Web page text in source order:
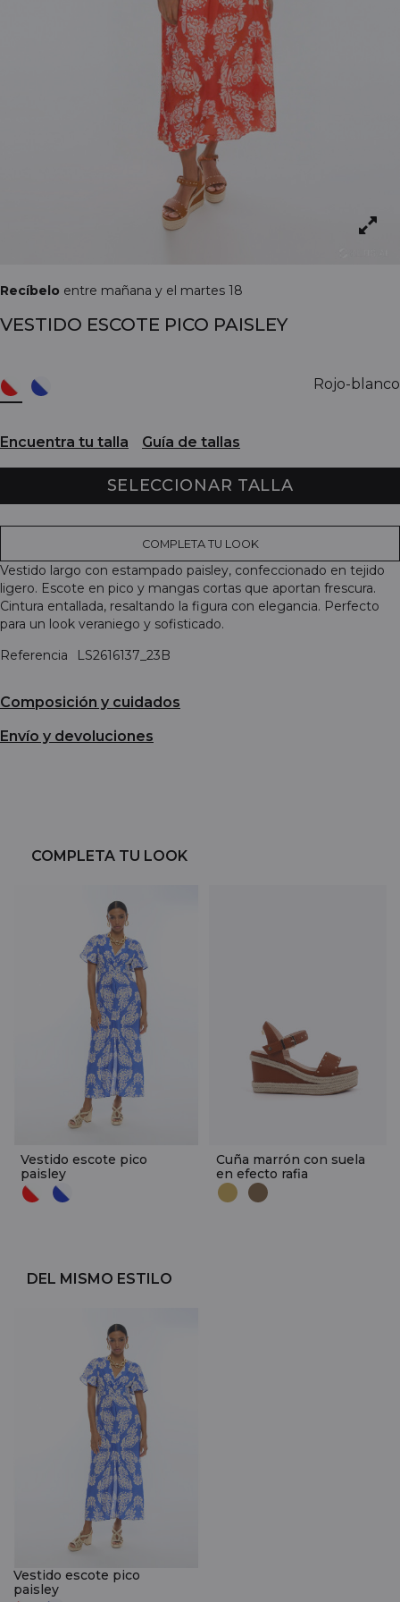
Recíbelo entre mañana y el martes 18
VESTIDO ESCOTE PICO PAISLEY
Rojo-blanco
Encuentra tu talla Guía de tallas
SELECCIONAR TALLA
COMPLETA TU LOOK
Vestido largo con estampado paisley, confeccionado en tejido
ligero. Escote en pico y mangas cortas que aportan frescura.
Cintura entallada, resaltando la figura con elegancia. Perfecto
para un look veraniego y sofisticado.
Referencia
LS2616137_23B
Composición y cuidados
Envío y devoluciones
COMPLETA TU LOOK
Vestido escote pico
paisley
Cuña marrón con suela
en efecto rafia
DEL MISMO ESTILO
Vestido escote pico
paisley